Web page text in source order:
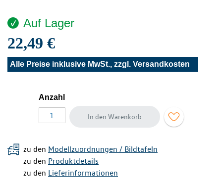
Auf Lager
22,49 €
Alle Preise inklusive MwSt., zzgl. Versandkosten
Anzahl
In den Warenkorb
zu den Modellzuordnungen / Bildtafeln
zu den Produktdetails
zu den Lieferinformationen